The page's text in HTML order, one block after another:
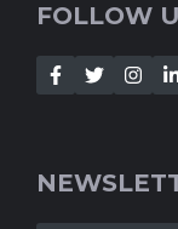
FOLLOW